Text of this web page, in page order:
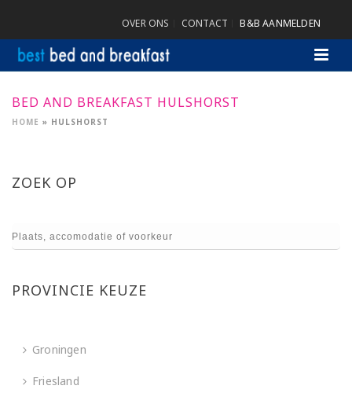
OVER ONS CONTACT B&B AANMELDEN
BED AND BREAKFAST HULSHORST
HOME » HULSHORST
ZOEK OP
PROVINCIE KEUZE
Groningen
Friesland